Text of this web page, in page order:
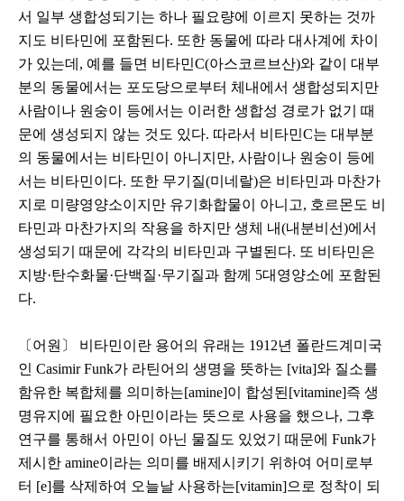
서 일부 생합성되기는 하나 필요량에 이르지 못하는 것까
지도 비타민에 포함된다. 또한 동물에 따라 대사계에 차이
가 있는데, 예를 들면 비타민C(아스코르브산)와 같이 대부
분의 동물에서는 포도당으로부터 체내에서 생합성되지만
사람이나 원숭이 등에서는 이러한 생합성 경로가 없기 때
문에 생성되지 않는 것도 있다. 따라서 비타민C는 대부분
의 동물에서는 비타민이 아니지만, 사람이나 원숭이 등에
서는 비타민이다. 또한 무기질(미네랄)은 비타민과 마찬가
지로 미량영양소이지만 유기화합물이 아니고, 호르몬도 비
타민과 마찬가지의 작용을 하지만 생체 내(내분비선)에서
생성되기 때문에 각각의 비타민과 구별된다. 또 비타민은
지방·탄수화물·단백질·무기질과 함께 5대영양소에 포함된
다.
〔어원〕 비타민이란 용어의 유래는 1912년 폴란드계미국
인 Casimir Funk가 라틴어의 생명을 뜻하는 [vita]와 질소를
함유한 복합체를 의미하는[amine]이 합성된[vitamine]즉 생
명유지에 필요한 아민이라는 뜻으로 사용을 했으나, 그후
연구를 통해서 아민이 아닌 물질도 있었기 때문에 Funk가
제시한 amine이라는 의미를 배제시키기 위하여 어미로부
터 [e]를 삭제하여 오늘날 사용하는[vitamin]으로 정착이 되